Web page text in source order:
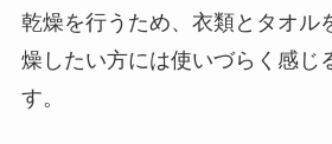
乾燥を行うため、衣類とタオル
燥したい方には使いづらく感じ
す。